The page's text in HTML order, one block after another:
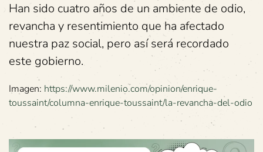
Han sido cuatro años de un ambiente de odio,
revancha y resentimiento que ha afectado
nuestra paz social, pero así será recordado
este gobierno.
Imagen: https://www.milenio.com/opinion/enrique-
toussaint/columna-enrique-toussaint/la-revancha-del-odio